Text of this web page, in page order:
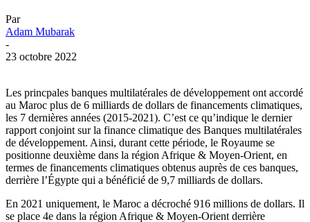
Par
Adam Mubarak
-
23 octobre 2022
Les princpales banques multilatérales de développement ont accordé
au Maroc plus de 6 milliards de dollars de financements climatiques,
les 7 dernières années (2015-2021). C’est ce qu’indique le dernier
rapport conjoint sur la finance climatique des Banques multilatérales
de développement. Ainsi, durant cette période, le Royaume se
positionne deuxième dans la région Afrique & Moyen-Orient, en
termes de financements climatiques obtenus auprès de ces banques,
derrière l’Égypte qui a bénéficié de 9,7 milliards de dollars.
En 2021 uniquement, le Maroc a décroché 916 millions de dollars. Il
se place 4e dans la région Afrique & Moyen-Orient derrière